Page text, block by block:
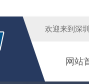
欢迎来到 深
网站